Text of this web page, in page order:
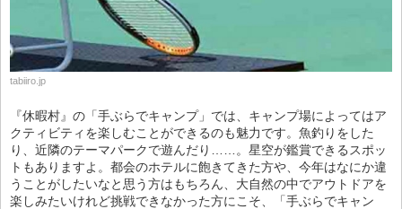
tabiiro.jp
『休暇村』の「手ぶらでキャンプ」では、キャンプ場によってはア
クティビティを楽しむことができるのも魅力です。魚釣りをした
り、近隣のテーマパークで遊んだり……。星空が鑑賞できるスポッ
トもありますよ。都会のホテルに飽きてきた方や、今年はなにか違
うことがしたいなと思う方はもちろん、大自然の中でアウトドアを
楽しみたいけれど挑戦できなかった方にこそ、「手ぶらでキャン